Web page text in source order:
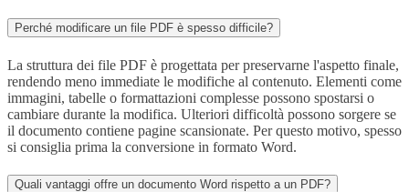
Perché modificare un file PDF è spesso difficile?
La struttura dei file PDF è progettata per preservarne l'aspetto finale,
rendendo meno immediate le modifiche al contenuto. Elementi come
immagini, tabelle o formattazioni complesse possono spostarsi o
cambiare durante la modifica. Ulteriori difficoltà possono sorgere se
il documento contiene pagine scansionate. Per questo motivo, spesso
si consiglia prima la conversione in formato Word.
Quali vantaggi offre un documento Word rispetto a un PDF?